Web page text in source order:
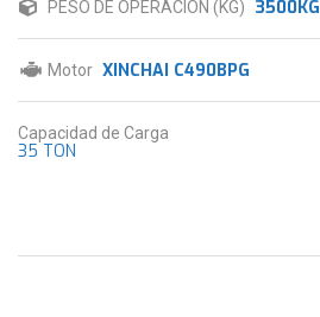
PESO DE OPERACIÓN (KG) 3500KG
Motor XINCHAI C490BPG
Capacidad de Carga
35 TON